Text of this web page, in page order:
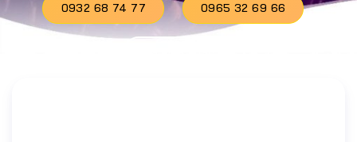
0932 68 74 77 0965 32 69 66